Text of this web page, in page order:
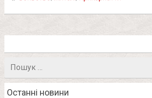
Останні новини